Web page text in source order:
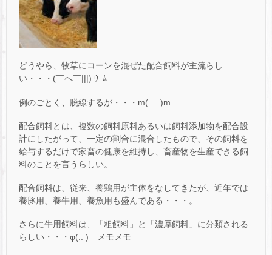
どうやら、牧草にコーンを混ぜた配合飼料が主流らし
い・・・(￣へ￣|||) ｳｰﾑ
例のごとく、脱線するが・・・m(_ _)m
配合飼料とは、複数の飼料原料あるいは飼料添加物を配合設
計にしたがって、一定の割合に混合したもので、その飼料を
給与するだけで家畜の健康を維持し、畜産物を生産できる飼
料のことを言うらしい。
配合飼料は、従来、養鶏用が主体をなしてきたが、近年では
養豚用、養牛用、養魚用も盛んである・・・。
さらに牛用飼料は、「粗飼料」と「濃厚飼料」に分類される
らしい・・・φ(.. ) メモメモ